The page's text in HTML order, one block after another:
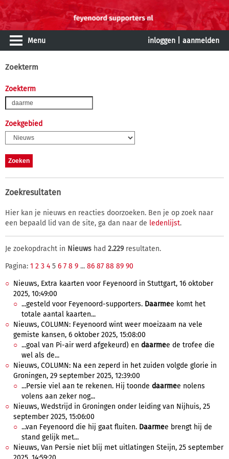
Menu inloggen aanmelden
Zoekterm
Zoekterm
Zoekgebied
Zoekresultaten
Hier kan je nieuws en reacties doorzoeken. Ben je op zoek naar
een bepaald lid van de site, ga dan naar de ledenlijst.
Je zoekopdracht in Nieuws had 2.229resultaten.
Pagina: 1 2 3 4 5 6 7 8 9 ... 86 87 88 89 90
Nieuws, Extra kaarten voor Feyenoord in Stuttgart, 16 oktober
2025, 10:49:00
...gesteld voor Feyenoord-supporters. Daarmee komt het
totale aantal kaarten...
Nieuws, COLUMN: Feyenoord wint weer moeizaam na vele
gemiste kansen, 6 oktober 2025, 15:08:00
...goal van Pi-air werd afgekeurd) en daarmee de trofee die
wel als de...
Nieuws, COLUMN: Na een zeperd in het zuiden volgde glorie in
Groningen, 29 september 2025, 12:39:00
...Persie viel aan te rekenen. Hij toonde daarmee nolens
volens aan zeker nog...
Nieuws, Wedstrijd in Groningen onder leiding van Nijhuis, 25
september 2025, 15:06:00
...van Feyenoord die hij gaat fluiten. Daarmee brengt hij de
stand gelijk met...
Nieuws, Van Persie niet blij met uitlatingen Steijn, 25 september